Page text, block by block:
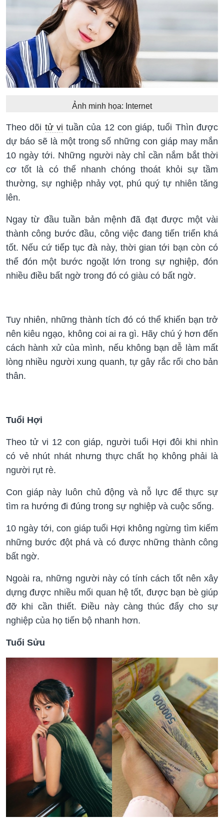
Ảnh minh họa: Internet
Theo dõi tử vi tuần của 12 con giáp, tuổi Thìn được
dự báo sẽ là một trong số những con giáp may mắn
10 ngày tới. Những người này chỉ cần nắm bắt thời
cơ tốt là có thể nhanh chóng thoát khỏi sự tầm
thường, sự nghiệp nhảy vọt, phú quý tự nhiên tăng
lên.
Ngay từ đầu tuần bản mệnh đã đạt được một vài
thành công bước đầu, công việc đang tiến triển khá
tốt. Nếu cứ tiếp tục đà này, thời gian tới bạn còn có
thể đón một bước ngoặt lớn trong sự nghiệp, đón
nhiều điều bất ngờ trong đó có giàu có bất ngờ.
Tuy nhiên, những thành tích đó có thể khiến bạn trở
nên kiêu ngạo, không coi ai ra gì. Hãy chú ý hơn đến
cách hành xử của mình, nếu không bạn dễ làm mất
lòng nhiều người xung quanh, tự gây rắc rối cho bản
thân.
Tuổi Hợi
Theo tử vi 12 con giáp, người tuổi Hợi đôi khi nhìn
có vẻ nhút nhát nhưng thực chất họ không phải là
người rụt rè.
Con giáp này luôn chủ động và nỗ lực để thực sự
tìm ra hướng đi đúng trong sự nghiệp và cuộc sống.
10 ngày tới, con giáp tuổi Hợi không ngừng tìm kiếm
những bước đột phá và có được những thành công
bất ngờ.
Ngoài ra, những người này có tính cách tốt nên xây
dựng được nhiều mối quan hệ tốt, được bạn bè giúp
đỡ khi cần thiết. Điều này càng thúc đẩy cho sự
nghiệp của họ tiến bộ nhanh hơn.
Tuổi Sửu